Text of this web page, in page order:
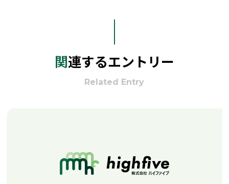
関連するエントリー
Related Entry